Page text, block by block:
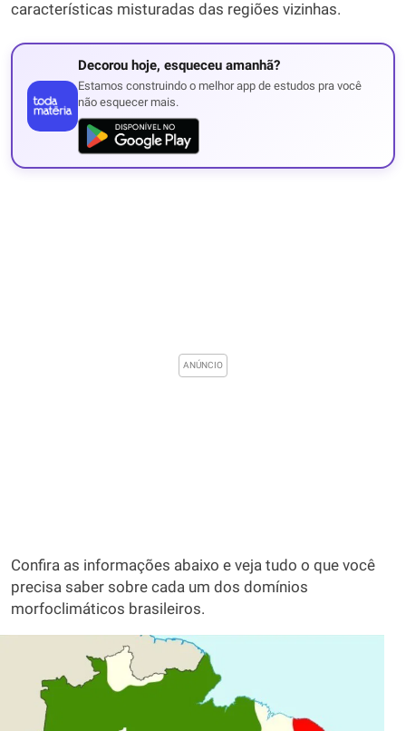
características misturadas das regiões vizinhas.
Decorou hoje, esqueceu amanhã?
Estamos construindo o melhor app de estudos pra você
não esquecer mais.
Confira as informações abaixo e veja tudo o que você
precisa saber sobre cada um dos domínios
morfoclimáticos brasileiros.